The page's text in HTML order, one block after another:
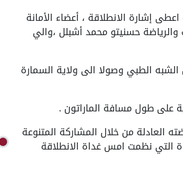
إشارة الانطلاقة ، أعضاء الأمانة
والرياضة حسنيتو محمد أشبلل ،والي
10 كلم، من مدرسة التكوين الشبه الطبي وصولا الى ولاية السمارة
على طول مسافة الماراتون .
العادلة من خلال المشاركة المتنوعة
التي نظمت امس غداة الانطلاقة